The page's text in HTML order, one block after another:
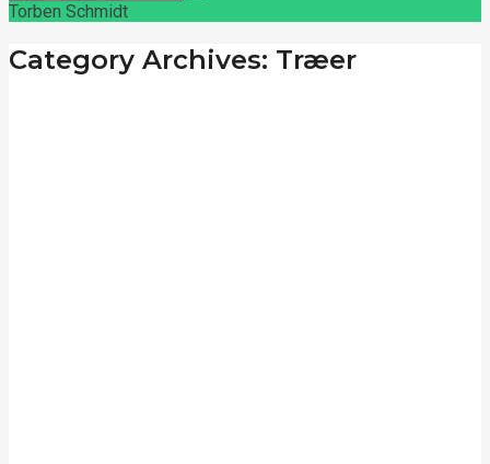
Torben Schmidt
Category Archives: Træer